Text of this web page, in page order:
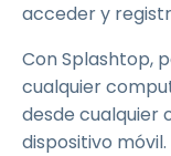
acceder y
Con Splashtop,
cualquier
desde cualquier
dispositivo